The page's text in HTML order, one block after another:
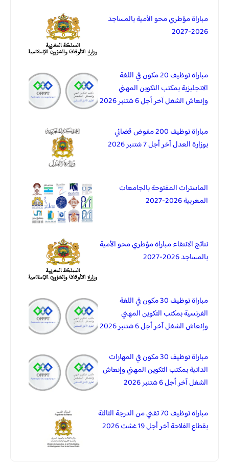
مباراة مؤطري محو الأمية بالمساجد
2026-2027
مباراة توظيف 20 مكون في اللغة
الانجليزية بمكتب التكوين المهني
وإنعاش الشغل آخر أجل 6 شتنبر 2026
مباراة توظيف 200 مفوض قضائي
بوزارة العدل آخر أجل 7 شتنبر 2026
الماسترات المفتوحة بالجامعات
المغربية 2026-2027
نتائج الانتقاء مباراة مؤطري محو الأمية
بالمساجد 2026-2027
مباراة توظيف 30 مكون في اللغة
الفرنسية بمكتب التكوين المهني
وإنعاش الشغل آخر أجل 6 شتنبر 2026
مباراة توظيف 30 مكون في المهارات
الداتية بمكتب التكوين المهني وإنعاش
الشغل آخر أجل 6 شتنبر 2026
مباراة توظيف 70 تقني من الدرجة الثالثة
بقطاع الفلاحة آخر أجل 19 غشت 2026